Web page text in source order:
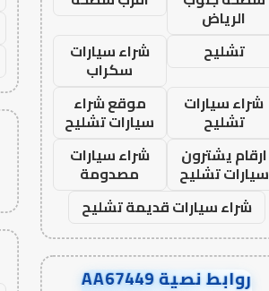
الرياض
تشليح
شراء سيارات
سكراب
شراء سيارات
تشليح
موقع شراء
سيارات تشليح
ارقام يشترون
سيارات تشليح
شراء سيارات
مصدومة
شراء سيارات قديمة تشليح
روابط نصية AA67449